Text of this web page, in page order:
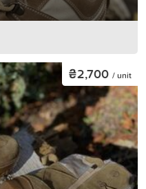
₴2,700 / unit